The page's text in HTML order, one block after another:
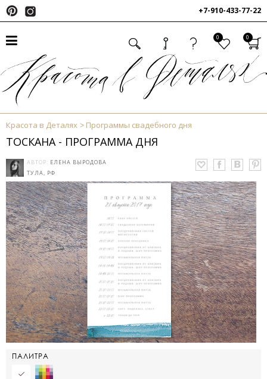
+7-910-433-77-22
0 0
Красота в Деталях Программы свадебного дня
ТОСКАНА - ПРОГРАММА ДНЯ
АВТОР: ЕЛЕНА ВЫРОДОВА
ТУЛА, РФ
ПАЛИТРА